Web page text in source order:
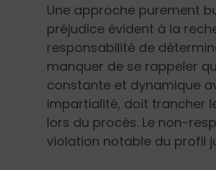
Une approche purement
préjudice évident à la
responsabilité de
manquer de se rappeler
constante et dynamique
impartialité, doit trancher
lors du procès. Le non-
violation notable du profil